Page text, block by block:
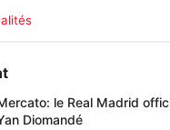
le Real Madrid
Diomandé